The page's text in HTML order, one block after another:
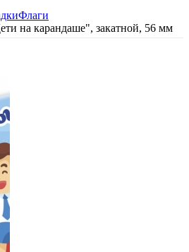
Флаги
на карандаше", закатной, 56 мм